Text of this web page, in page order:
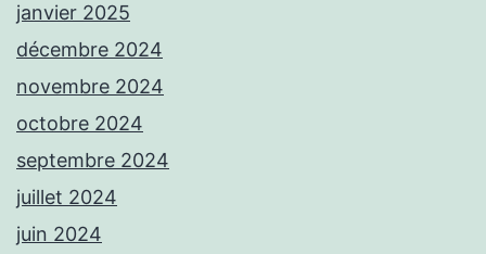
janvier 2025
décembre 2024
novembre 2024
octobre 2024
septembre 2024
juillet 2024
juin 2024